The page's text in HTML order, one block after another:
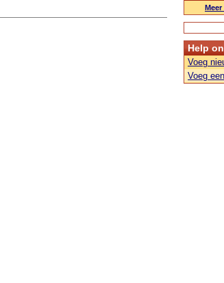
Help
Voeg
Voeg